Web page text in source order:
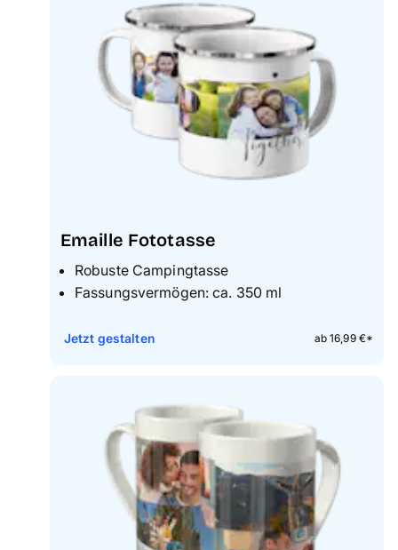
Emaille Fototasse
Robuste Campingtasse
Fassungsvermögen: ca. 350 ml
ab 16,99 €*
Jetzt gestalten